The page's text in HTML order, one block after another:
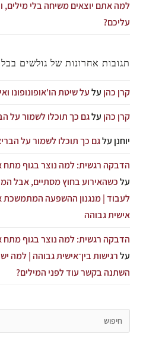
למה אתם יוצאים משיחה בלי מילים,
עליכם?
תגובות אחרונות של גולשים
קרן כהן עלעל שיטת הו'אופונופונו
קרן כהן עלגם כך תוכלו לשמור על
יוחנן עלגם כך תוכלו לשמור על
הדבקה רגשית: למה נוצר בגוף מתח
עלכשהאירוע בחוץ מסתיים, אבל
לעבוד | מנגנון ההשפעה המתמשכת
אישית גבוהה
הדבקה רגשית: למה נוצר בגוף מתח
עלרגישות בין־אישית גבוהה | למה
השתנה בקשר עוד לפני המילים?